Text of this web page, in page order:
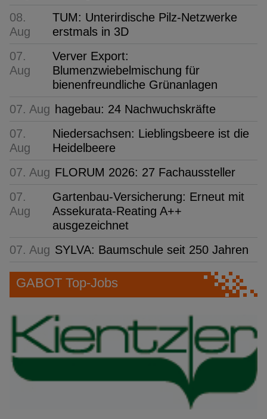
08.
Aug
TUM: Unterirdische Pilz-Netzwerke
erstmals in 3D
07.
Aug
Verver Export:
Blumenzwiebelmischung für
bienenfreundliche Grünanlagen
07. Aug hagebau: 24 Nachwuchskräfte
07.
Aug
Niedersachsen: Lieblingsbeere ist die
Heidelbeere
07. Aug FLORUM 2026: 27 Fachaussteller
07.
Aug
Gartenbau-Versicherung: Erneut mit
Assekurata-Reating A++
ausgezeichnet
07. Aug SYLVA: Baumschule seit 250 Jahren
GABOT Top-Jobs